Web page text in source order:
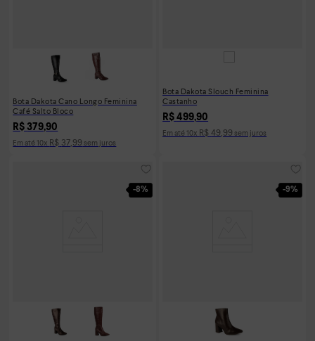
Bota Dakota Cano Longo Feminina
Café Salto Bloco
R$ 379,90
Em até10x R$ 37,99 sem juros
Bota Dakota Slouch Feminina
Castanho
R$ 499,90
Em até10x R$ 49,99 sem juros
-8% -9%